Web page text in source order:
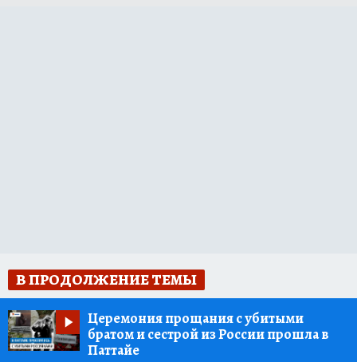
В ПРОДОЛЖЕНИЕ ТЕМЫ
Церемония прощания с убитыми
братом и сестрой из России прошла в
Паттайе